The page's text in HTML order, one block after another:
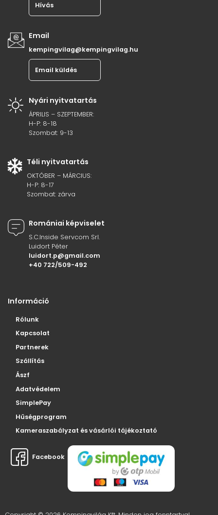
Hívás
Email
kempingvilag@kempingvilag.hu
Email küldés
Nyári nyitvatartás
ÁPRILIS – SZEPTEMBER:
H-P: 8-18
Szombat: 9-13
Téli nyitvatartás
OKTÓBER – MÁRCIUS:
H-P: 8-17
Szombat: zárva
Romániai képviselet
S.C.Inside Servcom Srl.
Luidort Péter
luidort.p@gmail.com
+40 722/509-492
Információ
Rólunk
Kapcsolat
Partnerek
Szállítás
Ászf
Adatvédelem
SimplePay
Hűségprogram
Kameraszabályzat és vásárlói tájékoztató
Facebook